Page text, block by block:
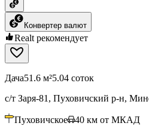
Конвертер валют
Realt рекомендует
Дача51.6 м²5.04 соток
с/т Заря-81, Пуховичский р-н,
Пуховичское 40 км от МКАД